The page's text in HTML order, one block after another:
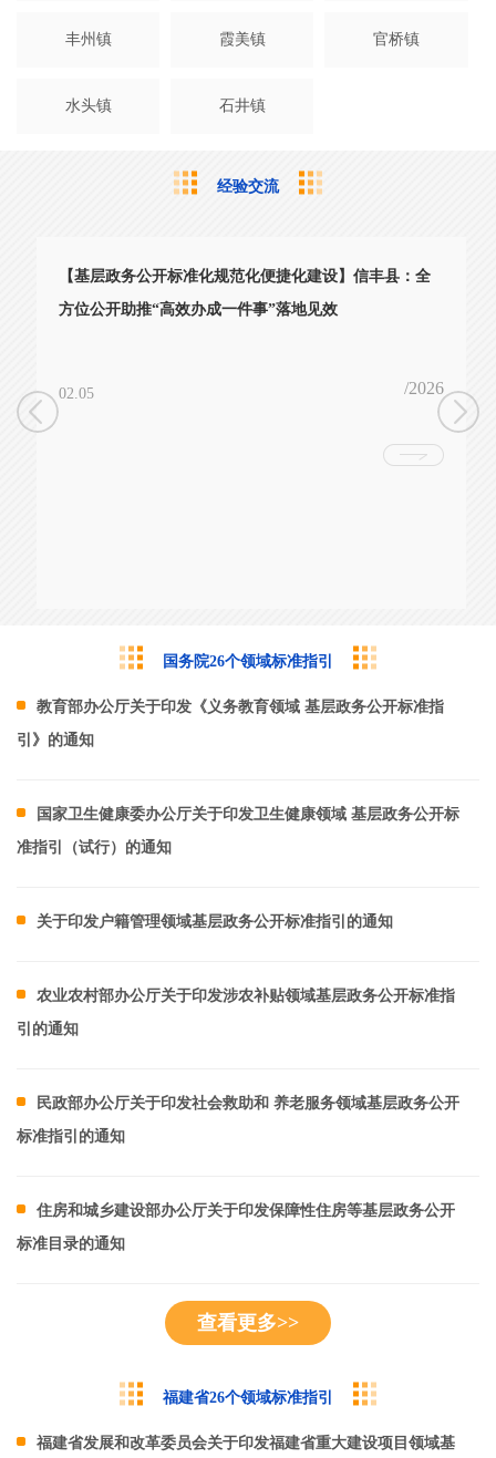
丰州镇 霞美镇 官桥镇
水头镇 石井镇
经验交流
【基层政务公开标准化规范化便捷化建设】信丰县：全
方位公开助推“高效办成一件事”落地见效
02.05 /2026
国务院26个领域标准指引
教育部办公厅关于印发《义务教育领域 基层政务公开标准指
引》的通知
国家卫生健康委办公厅关于印发卫生健康领域 基层政务公开标
准指引（试行）的通知
关于印发户籍管理领域基层政务公开标准指引的通知
农业农村部办公厅关于印发涉农补贴领域基层政务公开标准指
引的通知
民政部办公厅关于印发社会救助和 养老服务领域基层政务公开
标准指引的通知
住房和城乡建设部办公厅关于印发保障性住房等基层政务公开
标准目录的通知
查看更多>>
福建省26个领域标准指引
福建省发展和改革委员会关于印发福建省重大建设项目领域基